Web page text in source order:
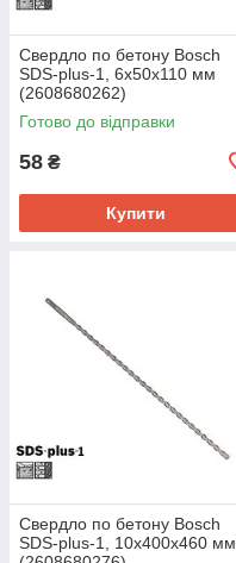
Свердло по бетону Bosch
SDS-plus-1, 6x50x110 мм
(2608680262)
Готово до відправки
58 ₴
Купити
Свердло по бетону Bosch
SDS-plus-1, 10х400х460 мм